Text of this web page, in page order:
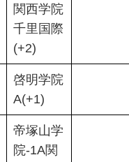
関西学院
千里国際
(+2)
啓明学院
A(+1)
帝塚山学
院-1A関